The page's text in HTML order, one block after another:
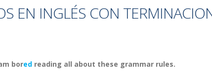
EN INGLÉS CON
boredreading all about these grammar rules.